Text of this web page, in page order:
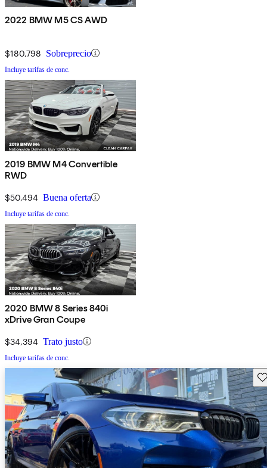
2022 BMW M5 CS AWD
$180,798 Sobreprecio
Incluye tarifas de conc.
2019 BMW M4 Convertible
RWD
$50,494 Buena oferta
Incluye tarifas de conc.
2020 BMW 8 Series 840i
xDrive Gran Coupe
$34,394 Trato justo
Incluye tarifas de conc.